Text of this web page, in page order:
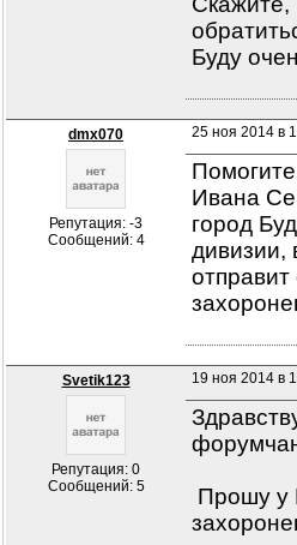
Буду
dmx070
Репутация: -3
Сообщений: 4
25 ноя 2014 в
Ивана
город
дивизии,
Svetik123
Репутация: 0
Сообщений: 5
19 ноя 2014 в
Прошу у